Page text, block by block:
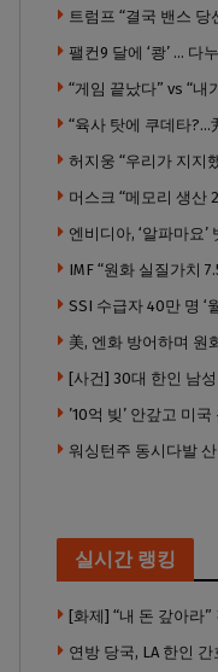
실시간 랭킹